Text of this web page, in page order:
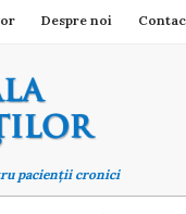
Despre noi
pacienții cronici